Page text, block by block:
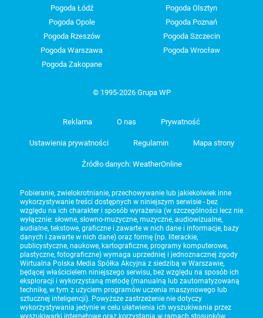
Pogoda Łódź
Pogoda Olsztyn
Pogoda Opole
Pogoda Poznań
Pogoda Rzeszów
Pogoda Szczecin
Pogoda Warszawa
Pogoda Wrocław
Pogoda Zakopane
© 1995-2026 Grupa WP
Reklama O nas Prywatność
Ustawienia prywatności Regulamin Mapa strony
Źródło danych: WeatherOnline
Pobieranie, zwielokrotnianie, przechowywanie lub jakiekolwiek inne
wykorzystywanie treści dostępnych w niniejszym serwisie - bez
względu na ich charakter i sposób wyrażenia (w szczególności lecz nie
wyłącznie: słowne, słowno-muzyczne, muzyczne, audiowizualne,
audialne, tekstowe, graficzne i zawarte w nich dane i informacje, bazy
danych i zawarte w nich dane) oraz formę (np. literackie,
publicystyczne, naukowe, kartograficzne, programy komputerowe,
plastyczne, fotograficzne) wymaga uprzedniej i jednoznacznej zgody
Wirtualna Polska Media Spółka Akcyjna z siedzibą w Warszawie,
będącej właścicielem niniejszego serwisu, bez względu na sposób ich
eksploracji i wykorzystaną metodę (manualną lub zautomatyzowaną
technikę, w tym z użyciem programów uczenia maszynowego lub
sztucznej inteligencji). Powyższe zastrzeżenie nie dotyczy
wykorzystywania jedynie w celu ułatwienia ich wyszukiwania przez
wyszukiwarki internetowe oraz korzystania w ramach stosunków